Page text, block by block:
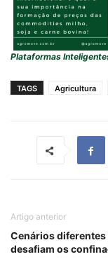
Plataformas
TAGS Agricultura
Artigo anterior
Cenários diferentes
desafiam os